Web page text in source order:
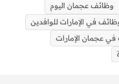
العليا والمتوسطة
‌وظائف عجمان اليوم
في الإمارات للوافدين
عجمان الإمارات